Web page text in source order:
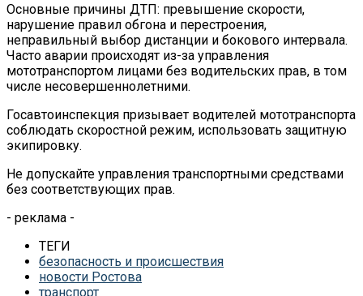
Основные причины ДТП: превышение скорости,
нарушение правил обгона и перестроения,
неправильный выбор дистанции и бокового интервала.
Часто аварии происходят из-за управления
мототранспортом лицами без водительских прав, в том
числе несовершеннолетними.
Госавтоинспекция призывает водителей мототранспорта
соблюдать скоростной режим, использовать защитную
экипировку.
Не допускайте управления транспортными средствами
без соответствующих прав.
- реклама -
ТЕГИ
безопасность и происшествия
новости Ростова
транспорт